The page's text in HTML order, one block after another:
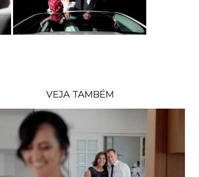
VEJA TAMBÉM